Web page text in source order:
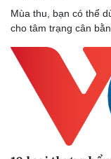
Mùa thu, bạn có thể
cho tâm trạng cân